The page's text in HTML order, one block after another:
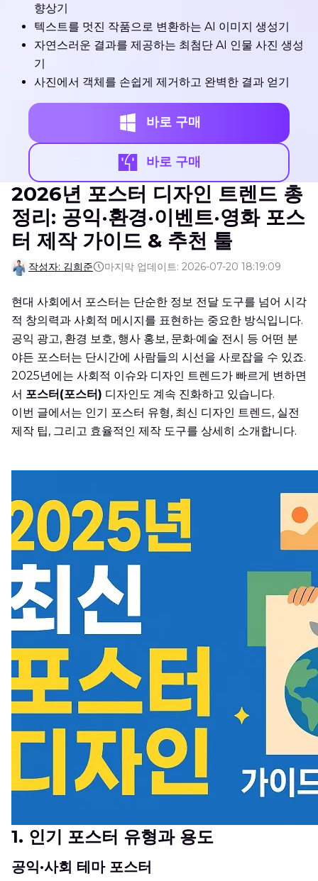
향상기
텍스트를 멋진 작품으로 변환하는 AI 이미지 생성기
자연스러운 결과를 제공하는 최첨단 AI 인물 사진 생성
기
사진에서 객체를 손쉽게 제거하고 완벽한 결과 얻기
바로 구매
바로 구매
2026년 포스터 디자인 트렌드 총
정리: 공익·환경·이벤트·영화 포스
터 제작 가이드 & 추천 툴
작성자: 김희준 마지막 업데이트: 2026-07-20 18:19:09
현대 사회에서 포스터는 단순한 정보 전달 도구를 넘어 시각
적 창의력과 사회적 메시지를 표현하는 중요한 방식입니다.
공익 광고, 환경 보호, 행사 홍보, 문화·예술 전시 등 어떤 분
야든 포스터는 단시간에 사람들의 시선을 사로잡을 수 있죠.
2025년에는 사회적 이슈와 디자인 트렌드가 빠르게 변하면
서 포스터(포스터) 디자인도 계속 진화하고 있습니다.
이번 글에서는 인기 포스터 유형, 최신 디자인 트렌드, 실전
제작 팁, 그리고 효율적인 제작 도구를 상세히 소개합니다.
1. 인기 포스터 유형과 용도
공익·사회 테마 포스터